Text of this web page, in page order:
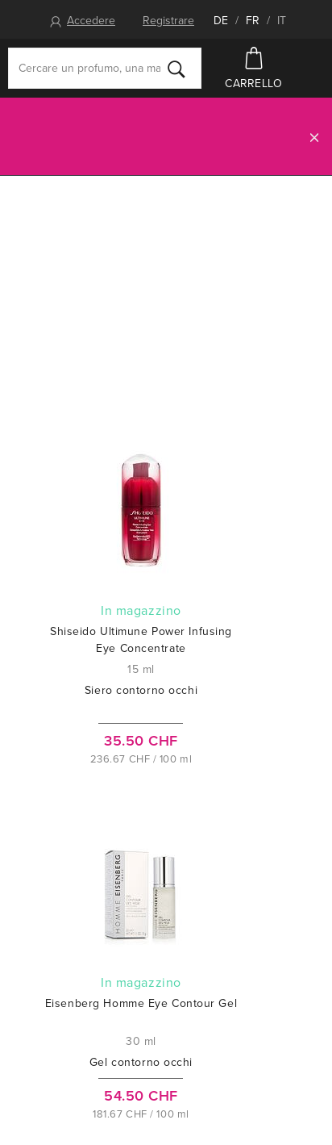
Accedere Registrare DE / FR / IT
CARRELLO
In magazzino
Shiseido Ultimune Power Infusing
Eye Concentrate
15 ml
Siero contorno occhi
35.50 CHF
236.67 CHF / 100 ml
In magazzino
Eisenberg Homme Eye Contour Gel
30 ml
Gel contorno occhi
54.50 CHF
181.67 CHF / 100 ml